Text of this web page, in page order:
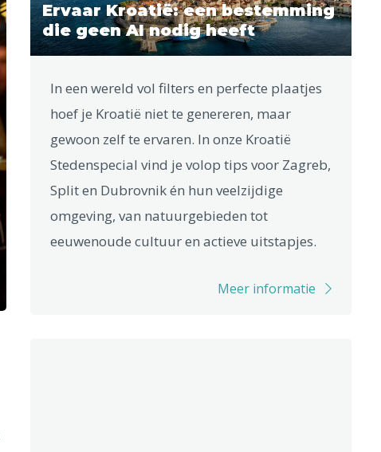
Ervaar Kroatië: een bestemming
die geen AI nodig heeft
In een wereld vol filters en perfecte plaatjes
hoef je Kroatië niet te genereren, maar
gewoon zelf te ervaren. In onze Kroatië
Stedenspecial vind je volop tips voor Zagreb,
Split en Dubrovnik én hun veelzijdige
omgeving, van natuurgebieden tot
eeuwenoude cultuur en actieve uitstapjes.
Meer informatie